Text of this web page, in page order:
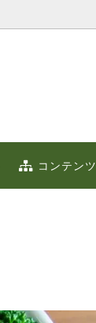
コンテンツ